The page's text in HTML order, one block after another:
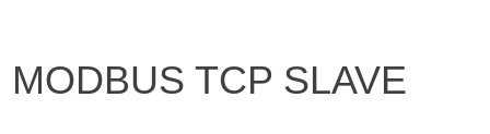
MODBUS TCP SLAVE